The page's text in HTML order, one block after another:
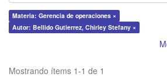
Materia: Gerencia de operaciones ×
Autor: Bellido Gutierrez, Chirley Stefany ×
Mostrando ítems 1-1 de 1